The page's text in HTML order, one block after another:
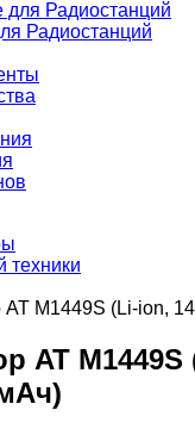
Радиостанций
техники
AT М1449S (Li-ion,
AT М1449S